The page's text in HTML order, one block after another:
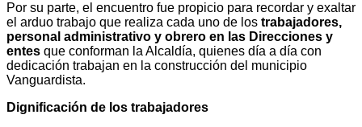
Por su parte, el encuentro fue propicio para recordar y exaltar
el arduo trabajo que realiza cada uno de los trabajadores,
personal administrativo y obrero en las Direcciones y
entes que conforman la Alcaldía, quienes día a día con
dedicación trabajan en la construcción del municipio
Vanguardista.
Dignificación de los trabajadores